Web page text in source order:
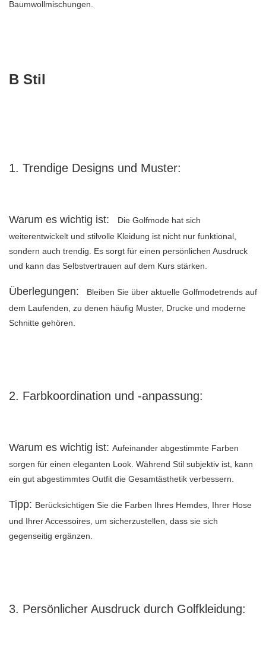
Baumwollmischungen.
B Stil
1. Trendige Designs und Muster:
Warum es wichtig ist:
Die Golfmode hat sich
weiterentwickelt und stilvolle Kleidung ist nicht nur funktional,
sondern auch trendig. Es sorgt für einen persönlichen Ausdruck
und kann das Selbstvertrauen auf dem Kurs stärken.
Überlegungen:
Bleiben Sie über aktuelle Golfmodetrends auf
dem Laufenden, zu denen häufig Muster, Drucke und moderne
Schnitte gehören.
2. Farbkoordination und -anpassung:
Warum es wichtig ist: Aufeinander abgestimmte Farben
sorgen für einen eleganten Look. Während Stil subjektiv ist, kann
ein gut abgestimmtes Outfit die Gesamtästhetik verbessern.
Tipp: Berücksichtigen Sie die Farben Ihres Hemdes, Ihrer Hose
und Ihrer Accessoires, um sicherzustellen, dass sie sich
gegenseitig ergänzen.
3. Persönlicher Ausdruck durch Golfkleidung: